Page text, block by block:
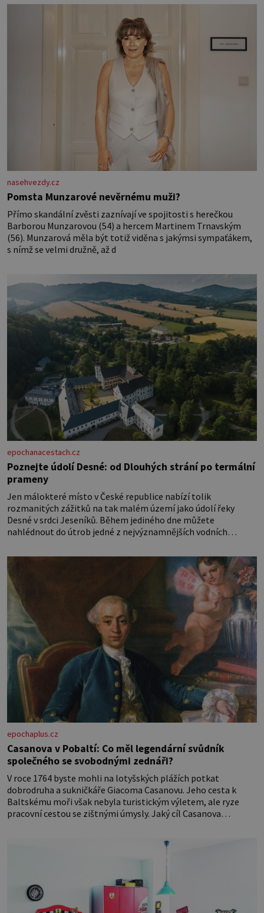
nasehvezdy.cz
Pomsta Munzarové nevěrnému muži?
Přímo skandální zvěsti zaznívají ve spojitosti s herečkou
Barborou Munzarovou (54) a hercem Martinem Trnavským
(56). Munzarová měla být totiž viděna s jakýmsi sympaťákem,
s nímž se velmi družně, až d
epochanacestach.cz
Poznejte údolí Desné: od Dlouhých strání po termální
prameny
Jen málokteré místo v České republice nabízí tolik
rozmanitých zážitků na tak malém území jako údolí řeky
Desné v srdci Jeseníků. Během jediného dne můžete
nahlédnout do útrob jedné z nejvýznamnějších vodních
koloběžce a den zakončit poznáváním památek ve Velkých
Losinách nebo v termálním
epochaplus.cz
Casanova v Pobaltí: Co měl legendární svůdník
společného se svobodnými zednáři?
V roce 1764 byste mohli na lotyšských plážích potkat
dobrodruha a sukničkáře Giacoma Casanovu. Jeho cesta k
Baltskému moři však nebyla turistickým výletem, ale ryze
pracovní cestou se zištnými úmysly. Jaký cíl Casanova
této oblasti žádným nováčkem, protože do zednářské